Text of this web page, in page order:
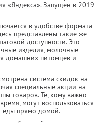
«Яндекса». Запущен в 2019
в удобстве формата
представлены такие же
доступности. Это
изделия, молочные
домашних питомцев и
система скидок на
специальные акции на
товаров. Те, кому важно
могут воспользоваться
еды прямо домой.